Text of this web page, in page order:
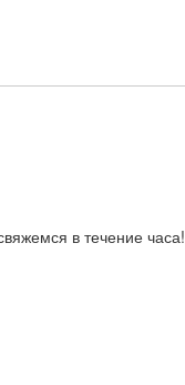
в течение часа!